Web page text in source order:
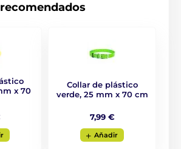
de perros con grabación de la
x 70
Collar de plástico
verde, 25 mm x 70 cm
7,99 €
Aňadir